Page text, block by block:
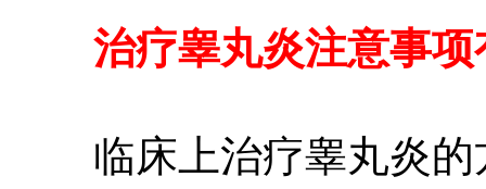
治疗睾丸炎注意事项
临床上治疗睾丸炎的